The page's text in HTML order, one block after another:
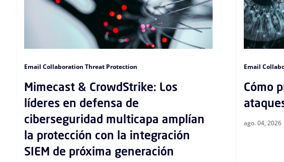
Email Collaboration Threat Protection
Mimecast & CrowdStrike: Los
líderes en defensa de
ciberseguridad multicapa amplían
la protección con la integración
SIEM de próxima generación
Email
ago. 04, 2026
Cómo